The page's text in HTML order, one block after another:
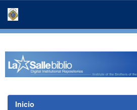
Inicio